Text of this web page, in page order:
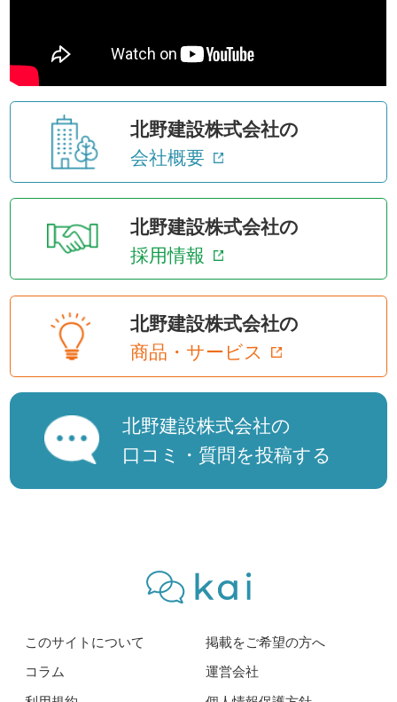
北野建設株式会社の
会社概要
北野建設株式会社の
採用情報
北野建設株式会社の
商品・サービス
北野建設株式会社の
口コミ・質問を投稿する
このサイトについて
掲載をご希望の方へ
コラム
運営会社